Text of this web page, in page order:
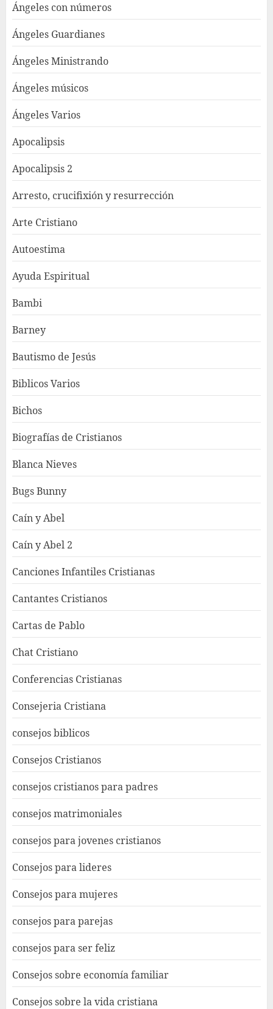
Ángeles con números
Ángeles Guardianes
Ángeles Ministrando
Ángeles músicos
Ángeles Varios
Apocalipsis
Apocalipsis 2
Arresto, crucifixión y resurrección
Arte Cristiano
Autoestima
Ayuda Espiritual
Bambi
Barney
Bautismo de Jesús
Biblicos Varios
Bichos
Biografías de Cristianos
Blanca Nieves
Bugs Bunny
Caín y Abel
Caín y Abel 2
Canciones Infantiles Cristianas
Cantantes Cristianos
Cartas de Pablo
Chat Cristiano
Conferencias Cristianas
Consejeria Cristiana
consejos biblicos
Consejos Cristianos
consejos cristianos para padres
consejos matrimoniales
consejos para jovenes cristianos
Consejos para lideres
Consejos para mujeres
consejos para parejas
consejos para ser feliz
Consejos sobre economía familiar
Consejos sobre la vida cristiana